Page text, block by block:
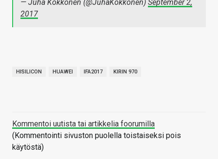
— Juha Kokkonen (@JuhaKokkonen) September 2,
2017
HISILICON HUAWEI IFA2017 KIRIN 970
Kommentoi uutista tai artikkelia foorumilla
(Kommentointi sivuston puolella toistaiseksi pois
käytöstä)